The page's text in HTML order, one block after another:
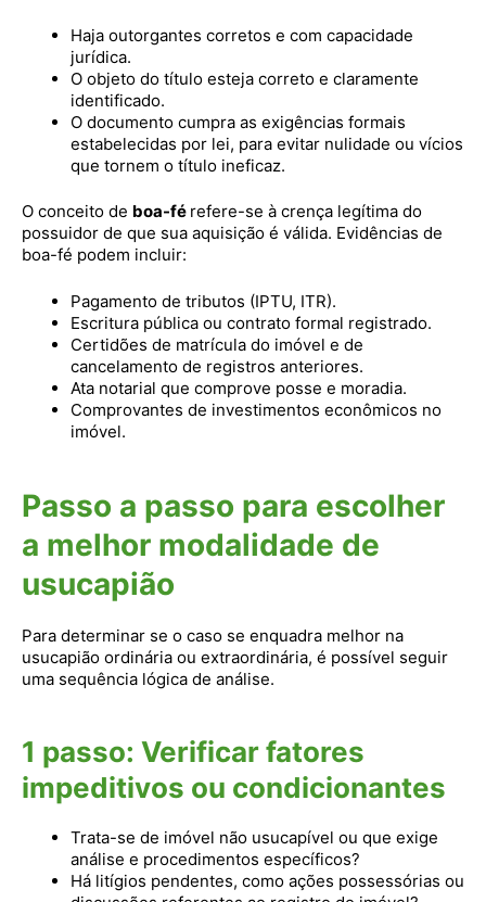
Haja outorgantes corretos e com capacidade
jurídica.
O objeto do título esteja correto e claramente
identificado.
O documento cumpra as exigências formais
estabelecidas por lei, para evitar nulidade ou vícios
que tornem o título ineficaz.
O conceito de boa-fé refere-se à crença legítima do
possuidor de que sua aquisição é válida. Evidências de
boa-fé podem incluir:
Pagamento de tributos (IPTU, ITR).
Escritura pública ou contrato formal registrado.
Certidões de matrícula do imóvel e de
cancelamento de registros anteriores.
Ata notarial que comprove posse e moradia.
Comprovantes de investimentos econômicos no
imóvel.
Passo a passo para escolher
a melhor modalidade de
usucapião
Para determinar se o caso se enquadra melhor na
usucapião ordinária ou extraordinária, é possível seguir
uma sequência lógica de análise.
1 passo: Verificar fatores
impeditivos ou condicionantes
Trata-se de imóvel não usucapível ou que exige
análise e procedimentos específicos?
Há litígios pendentes, como ações possessórias ou